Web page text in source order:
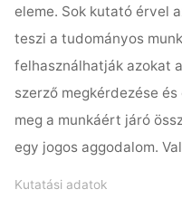
eleme. Sok kutató érvel
teszi a tudományos
felhasználhatják azokat
szerző megkérdezése
meg a munkáért járó
egy jogos aggodalom.
Kutatási adatok